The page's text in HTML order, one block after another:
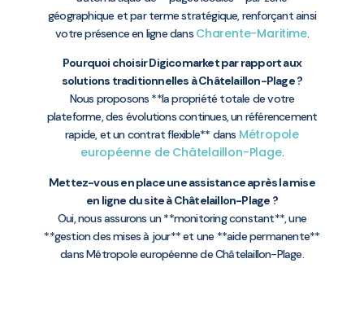
géographique et par terme stratégique, renforçant ainsi
votre présence en ligne dans Charente-Maritime.
Pourquoi choisir Digicomarket par rapport aux
solutions traditionnelles à Châtelaillon-Plage ?
Nous proposons **la propriété totale de votre
plateforme, des évolutions continues, un référencement
rapide, et un contrat flexible** dans Métropole
européenne de Châtelaillon-Plage.
Mettez-vous en place une assistance après la mise
en ligne du site à Châtelaillon-Plage ?
Oui, nous assurons un **monitoring constant**, une
**gestion des mises à jour** et une **aide permanente**
dans Métropole européenne de Châtelaillon-Plage.